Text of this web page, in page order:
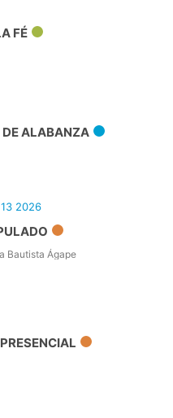
FÉ
DE ALABANZA
2026
Bautista Ágape